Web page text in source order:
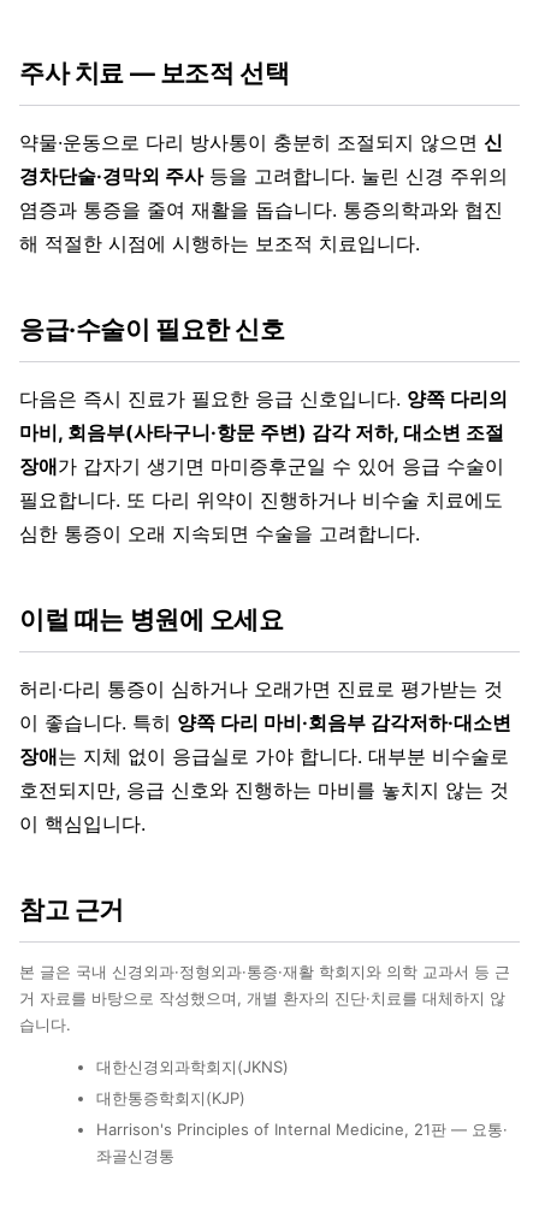
주사 치료 — 보조적 선택
약물·운동으로 다리 방사통이 충분히 조절되지 않으면 신
경차단술·경막외 주사등을 고려합니다. 눌린 신경 주위의
염증과 통증을 줄여 재활을 돕습니다. 통증의학과와 협진
해 적절한 시점에 시행하는 보조적 치료입니다.
응급·수술이 필요한 신호
다음은 즉시 진료가 필요한 응급 신호입니다. 양쪽 다리의
마비, 회음부(사타구니·항문 주변) 감각 저하, 대소변 조절
장애가 갑자기 생기면 마미증후군일 수 있어 응급 수술이
필요합니다. 또 다리 위약이 진행하거나 비수술 치료에도
심한 통증이 오래 지속되면 수술을 고려합니다.
이럴 때는 병원에 오세요
허리·다리 통증이 심하거나 오래가면 진료로 평가받는 것
이 좋습니다. 특히 양쪽 다리 마비·회음부 감각저하·대소변
장애는 지체 없이 응급실로 가야 합니다. 대부분 비수술로
호전되지만, 응급 신호와 진행하는 마비를 놓치지 않는 것
이 핵심입니다.
참고 근거
본 글은 국내 신경외과·정형외과·통증·재활 학회지와 의학 교과서 등 근
거 자료를 바탕으로 작성했으며, 개별 환자의 진단·치료를 대체하지 않
습니다.
대한신경외과학회지(JKNS)
대한통증학회지(KJP)
Harrison's Principles of Internal Medicine, 21판 — 요통·
좌골신경통